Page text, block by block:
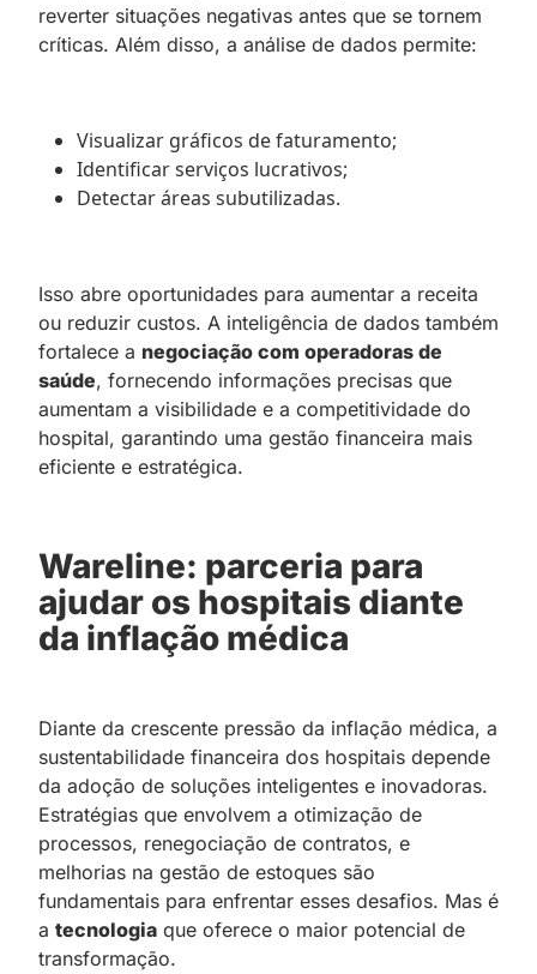
reverter situações negativas antes que se tornem
críticas. Além disso, a análise de dados permite:
Visualizar gráficos de faturamento;
Identificar serviços lucrativos;
Detectar áreas subutilizadas.
Isso abre oportunidades para aumentar a receita
ou reduzir custos. A inteligência de dados também
fortalece a negociação com operadoras de
saúde, fornecendo informações precisas que
aumentam a visibilidade e a competitividade do
hospital, garantindo uma gestão financeira mais
eficiente e estratégica.
Wareline: parceria para
ajudar os hospitais diante
da inflação médica
Diante da crescente pressão da inflação médica, a
sustentabilidade financeira dos hospitais depende
da adoção de soluções inteligentes e inovadoras.
Estratégias que envolvem a otimização de
processos, renegociação de contratos, e
melhorias na gestão de estoques são
fundamentais para enfrentar esses desafios. Mas é
a tecnologia que oferece o maior potencial de
transformação.